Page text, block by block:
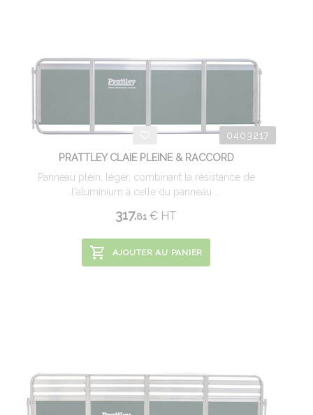
0403217
PRATTLEY CLAIE PLEINE & RACCORD
Panneau plein, léger, combinant la résistance de
l'aluminium à celle du panneau ...
317.81 € HT
AJOUTER AU PANIER